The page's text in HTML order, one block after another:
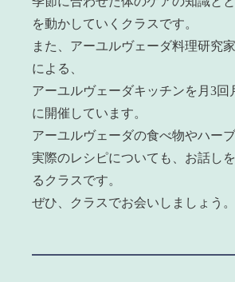
を動かしていくクラスです。
また、アーユルヴェーダ料理研究
による、
アーユルヴェーダキッチンを月3回
に開催しています。
アーユルヴェーダの食べ物やハー
実際のレシピについても、お話し
るクラスです。
ぜひ、クラスでお会いしましょう。